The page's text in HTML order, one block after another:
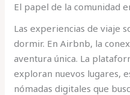
El papel de la comunidad
Las experiencias de viaje
dormir. En Airbnb, la
aventura única. La
exploran nuevos lugares,
nómadas digitales que